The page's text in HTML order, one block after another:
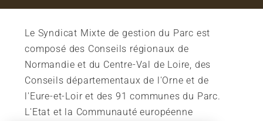
Le Syndicat Mixte de gestion du Parc est
composé des Conseils régionaux de
Normandie et du Centre-Val de Loire, des
Conseils départementaux de l'Orne et de
l'Eure-et-Loir et des 91 communes du Parc.
L'Etat et la Communauté européenne